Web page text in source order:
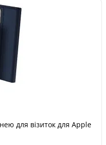
для візиток для Apple